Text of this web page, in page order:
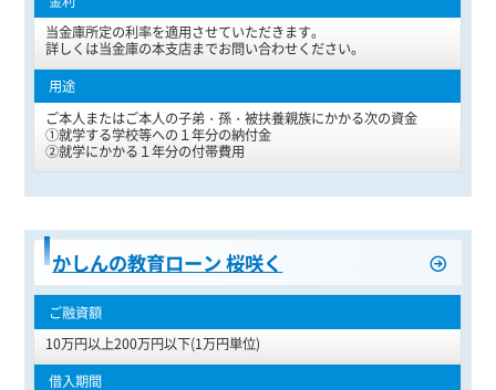
当金庫所定の利率を適用させていただきます。
詳しくは当金庫の本支店までお問い合わせください。
ご本人またはご本人の子弟・孫・被扶養親族にかかる次の資金
①就学する学校等への１年分の納付金
②就学にかかる１年分の付帯費用
かしんの教育ローン 桜咲く
10万円以上200万円以下(1万円単位)